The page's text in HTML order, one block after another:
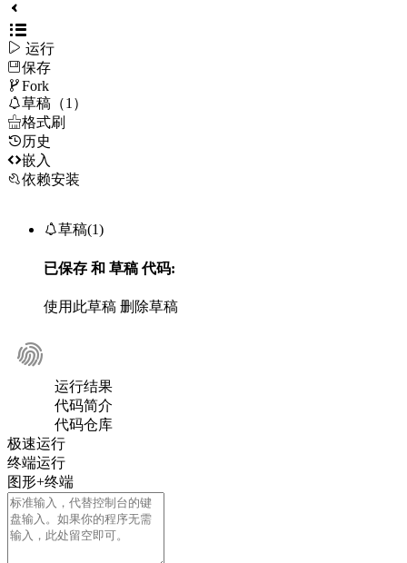
 运行
保存
Fork
草稿（1）
格式刷
历史
嵌入
依赖安装
草稿(1)
已保存 和 草稿代码:
使用此草稿 删除草稿
运行结果
代码简介
代码仓库
极速运行
终端运行
图形+终端